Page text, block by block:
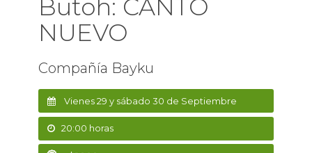
Butoh: CANTO
NUEVO
Compañía Bayku
Vienes 29 y sábado 30 de Septiembre
20:00 horas